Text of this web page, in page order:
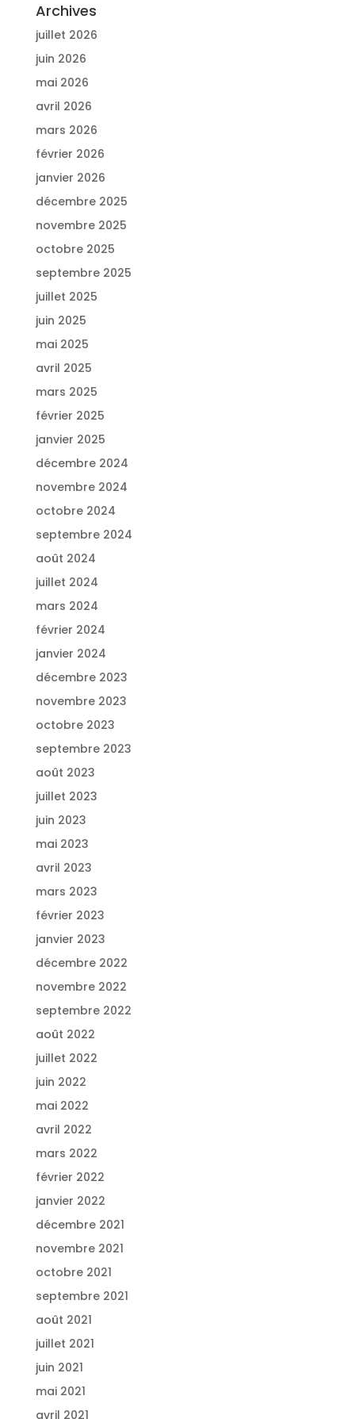
Archives
juillet 2026
juin 2026
mai 2026
avril 2026
mars 2026
février 2026
janvier 2026
décembre 2025
novembre 2025
octobre 2025
septembre 2025
juillet 2025
juin 2025
mai 2025
avril 2025
mars 2025
février 2025
janvier 2025
décembre 2024
novembre 2024
octobre 2024
septembre 2024
août 2024
juillet 2024
mars 2024
février 2024
janvier 2024
décembre 2023
novembre 2023
octobre 2023
septembre 2023
août 2023
juillet 2023
juin 2023
mai 2023
avril 2023
mars 2023
février 2023
janvier 2023
décembre 2022
novembre 2022
septembre 2022
août 2022
juillet 2022
juin 2022
mai 2022
avril 2022
mars 2022
février 2022
janvier 2022
décembre 2021
novembre 2021
octobre 2021
septembre 2021
août 2021
juillet 2021
juin 2021
mai 2021
avril 2021